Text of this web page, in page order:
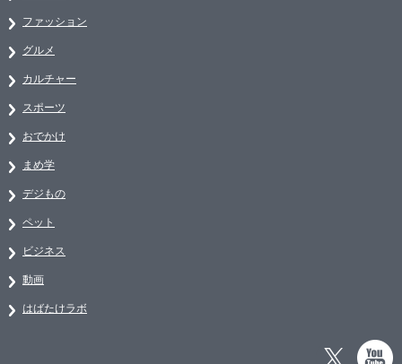
ファッション
グルメ
カルチャー
スポーツ
おでかけ
まめ学
デジもの
ペット
ビジネス
動画
はばたけラボ